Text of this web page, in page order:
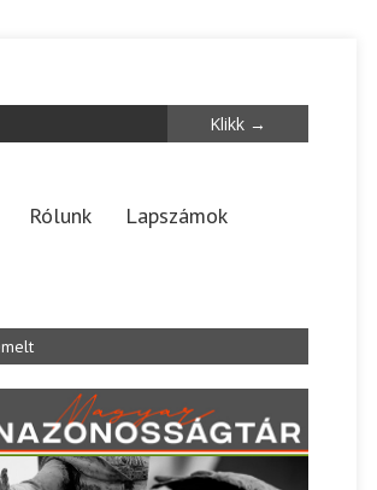
Rólunk
Lapszámok